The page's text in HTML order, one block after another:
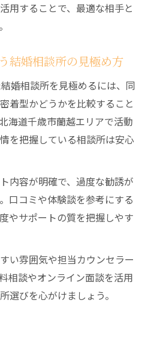
用することで、最適な相手と
結婚相談所の見極め方
婚相談所を見極めるには、同
着型かどうかを比較すること
海道千歳市蘭越エリアで活動
を把握している相談所は安心
内容が明確で、過度な勧誘が
口コミや体験談を参考にする
やサポートの質を把握しやす
い雰囲気や担当カウンセラー
相談やオンライン面談を活用
選びを心がけましょう。